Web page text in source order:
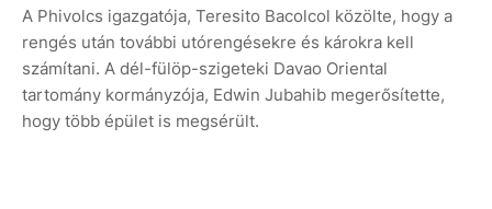
A Phivolcs igazgatója, Teresito Bacolcol közölte, hogy a
rengés után további utórengésekre és károkra kell
számítani. A dél-fülöp-szigeteki Davao Oriental
tartomány kormányzója, Edwin Jubahib megerősítette,
hogy több épület is megsérült.